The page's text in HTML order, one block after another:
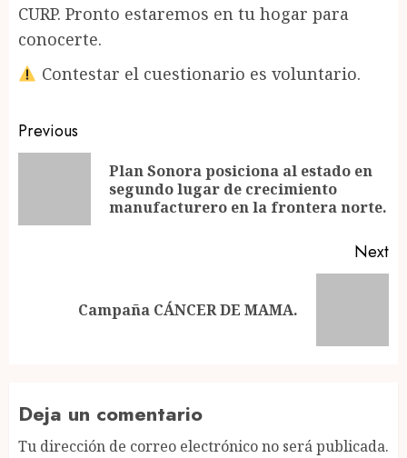
CURP. Pronto estaremos en tu hogar para
conocerte.
Contestar el cuestionario es voluntario.
Post
navigation
Previous
Plan Sonora posiciona al estado en
segundo lugar de crecimiento
manufacturero en la frontera norte.
Next
Campaña CÁNCER DE MAMA.
Deja un comentario
Tu dirección de correo electrónico no será publicada.